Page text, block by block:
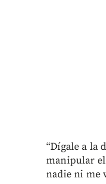
“Dígale a la
manipular el
nadie ni me